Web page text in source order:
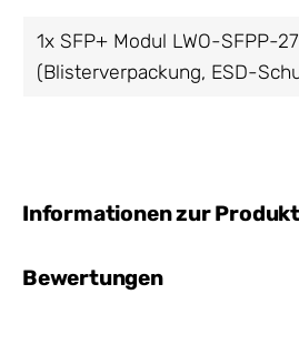
1x SFP+ Modul LWO-SFPP-
(Blisterverpackung, ESD-
Informationen zur
Bewertungen